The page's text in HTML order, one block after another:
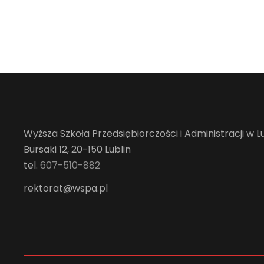
Wyższa Szkoła Przedsiębiorczości i Administracji w
Bursaki 12, 20-150 Lublin
tel. 607-510-882
rektorat@wspa.pl